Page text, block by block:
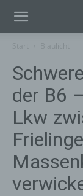
der B6
Lkw